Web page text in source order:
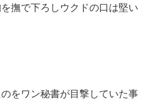
撫で下ろしウクドの口は堅い
をワン秘書が目撃していた事